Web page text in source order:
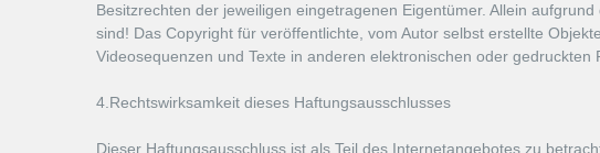
Besitzrechten der jeweiligen eingetragenen Eigentümer. Allein
sind! Das Copyright für veröffentlichte, vom Autor selbst erstellte
Videosequenzen und Texte in anderen elektronischen oder
4.Rechtswirksamkeit dieses Haftungsausschlusses
Dieser Haftungsausschluss ist als Teil des Internetangebotes zu